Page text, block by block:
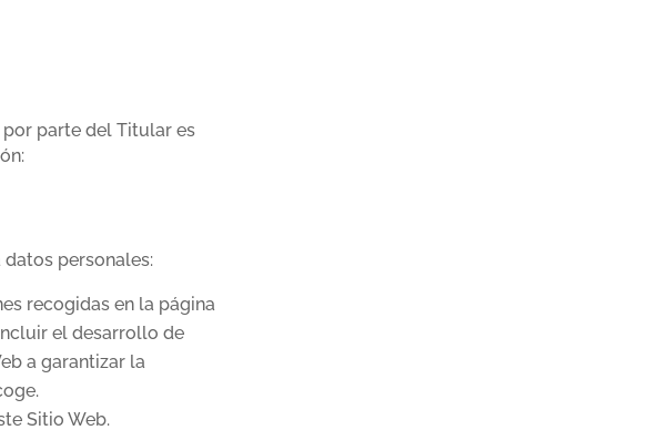
parte del Titular es
personales:
recogidas en la página
el desarrollo de
a garantizar la
Sitio Web.